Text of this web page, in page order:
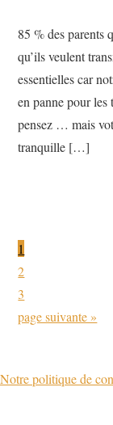
85 % des parents
qu’ils veulent
essentielles car
en panne pour les
pensez … mais
tranquille […]
Page
1
Page
2
Page
3
Aller
page suivante »
Notre politique de